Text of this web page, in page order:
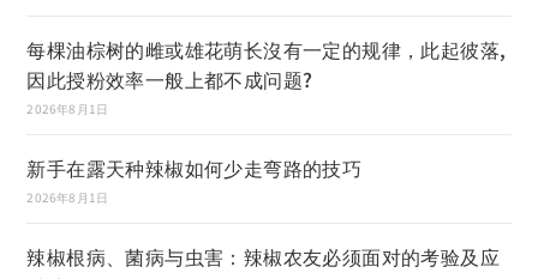
每棵油棕树的雌或雄花萌长沒有一定的规律，此起彼落,
因此授粉效率一般上都不成问题?
2026年8月1日
新手在露天种辣椒如何少走弯路的技巧
2026年8月1日
辣椒根病、菌病与虫害：辣椒农友必须面对的考验及应